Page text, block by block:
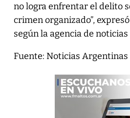
no logra enfrentar el delito
crimen organizado”,
según la agencia de
Fuente: Noticias Argentinas